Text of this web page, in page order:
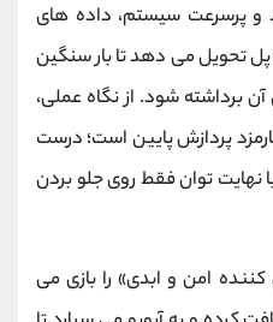
و پرسرعت سیستم، داده‌ های
پل تحویل می ‌دهد تا بار سنگین
برداشته شود. از نگاه عملی،
پردازش پایین است؛ درست
توان فقط روی جلو بردن
کننده‌ امن و ابدی» را بازی می‌